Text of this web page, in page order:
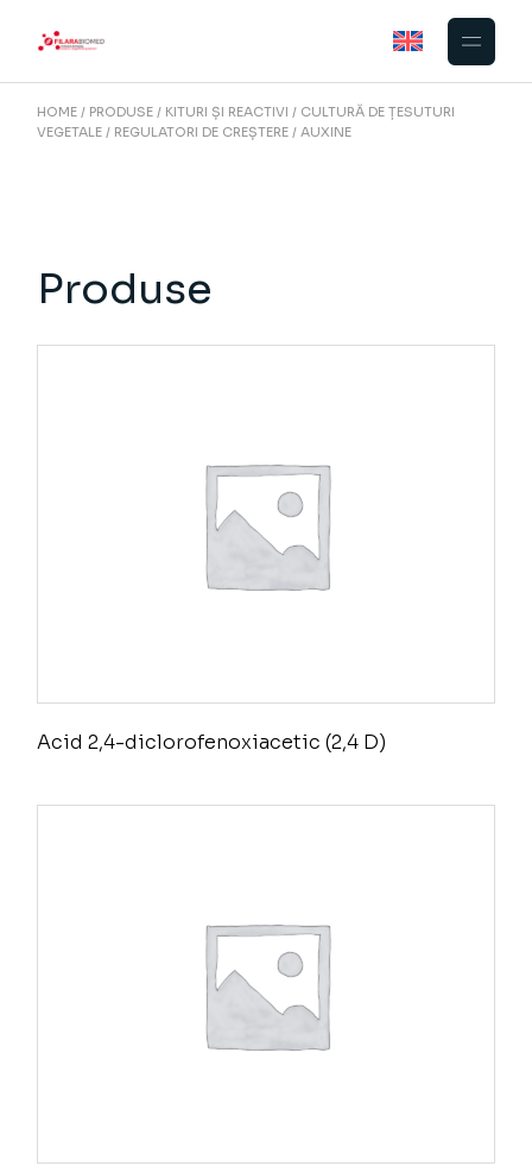
HOME PRODUSE KITURI ȘI REACTIVI
CULTURĂ DE ȚESUTURI
VEGETALE
REGULATORI DE CREȘTERE AUXINE
Produse
Acid 2,4-diclorofenoxiacetic (2,4 D)